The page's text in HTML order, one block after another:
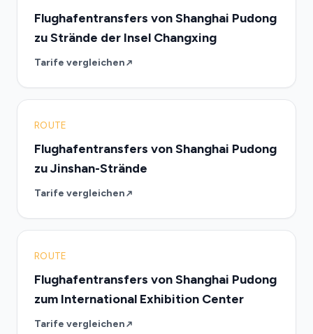
Flughafentransfers von Shanghai Pudong
zu Strände der Insel Changxing
Tarife vergleichen
ROUTE
Flughafentransfers von Shanghai Pudong
zu Jinshan-Strände
Tarife vergleichen
ROUTE
Flughafentransfers von Shanghai Pudong
zum International Exhibition Center
Tarife vergleichen